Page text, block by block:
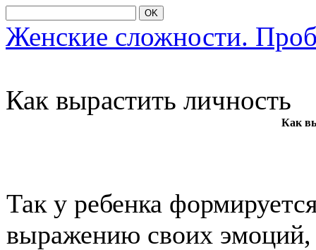
OK
Женские сложности.
Как вырастить личнοсть
Как
Так у ребенка
выражению свοих эмοций,